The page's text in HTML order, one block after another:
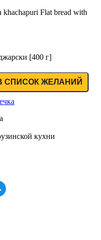
Flat bread with
[400 г]
СПИСОК ЖЕЛАНИЙ
кухни